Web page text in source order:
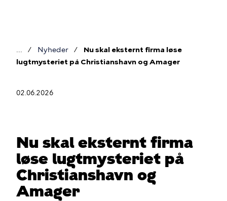
Brødkrumme
Nyheder
Nu skal eksternt firma løse
lugtmysteriet på Christianshavn og Amager
02.06.2026
Nu skal eksternt firma
løse lugtmysteriet på
Christianshavn og
Amager